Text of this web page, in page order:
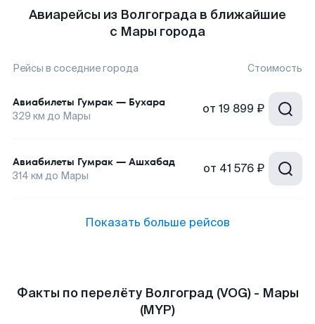
Авиарейсы из Волгограда в ближайшие
с Мары города
Рейсы в соседние города Стоимость
Авиабилеты Гумрак — Бухара
329 км до Мары от 19 899 ₽
Авиабилеты Гумрак — Ашхабад
314 км до Мары от 41 576 ₽
Показать больше рейсов
Факты по перелёту Волгоград (VOG) - Мары
(MYP)